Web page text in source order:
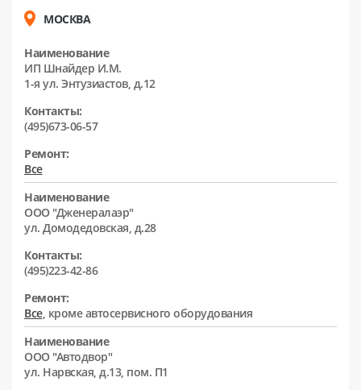
МОСКВА
Наименование
ИП Шнайдер И.М.
1-я ул. Энтузиастов, д.12
Контакты:
(495)673-06-57
Ремонт:
Все
Наименование
ООО "Дженералаэр"
ул. Домодедовская, д.28
Контакты:
(495)223-42-86
Ремонт:
Все, кроме автосервисного оборудования
Наименование
ООО "Автодвор"
ул. Нарвская, д.13, пом. П1